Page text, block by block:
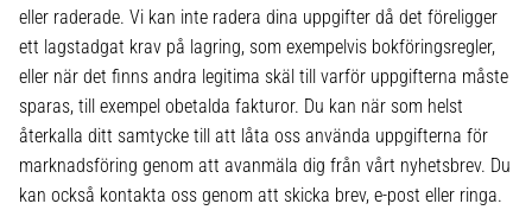
eller raderade. Vi kan inte radera dina uppgifter då det föreligger
ett lagstadgat krav på lagring, som exempelvis bokföringsregler,
eller när det finns andra legitima skäl till varför uppgifterna måste
sparas, till exempel obetalda fakturor. Du kan när som helst
återkalla ditt samtycke till att låta oss använda uppgifterna för
marknadsföring genom att avanmäla dig från vårt nyhetsbrev. Du
kan också kontakta oss genom att skicka brev, e-post eller ringa.